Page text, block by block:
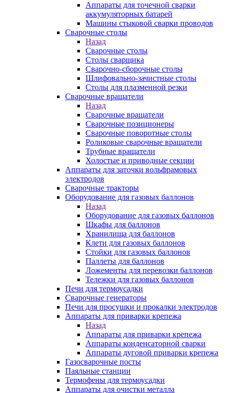
Аппараты для точечной сварки
аккумуляторных батарей
Машины стыковой сварки проводов
Сварочные столы
Назад
Сварочные столы
Столы сварщика
Сварочно-сборочные столы
Шлифовально-зачистные столы
Столы для плазменной резки
Сварочные вращатели
Назад
Сварочные вращатели
Сварочные позиционеры
Сварочные поворотные столы
Роликовые сварочные вращатели
Трубные вращатели
Холостые и приводные секции
Аппараты для заточки вольфрамовых
электродов
Сварочные тракторы
Оборудование для газовых баллонов
Назад
Оборудование для газовых баллонов
Шкафы для баллонов
Хранилища для баллонов
Клети для газовых баллонов
Стойки для газовых баллонов
Паллеты для баллонов
Ложементы для перевозки баллонов
Тележки для газовых баллонов
Печи для термоусадки
Сварочные генераторы
Печи для просушки и прокалки электродов
Аппараты для приварки крепежа
Назад
Аппараты для приварки крепежа
Аппараты конденсаторной сварки
Аппараты дуговой приварки крепежа
Газосварочные посты
Паяльные станции
Термофены для термоусадки
Аппараты для очистки металла